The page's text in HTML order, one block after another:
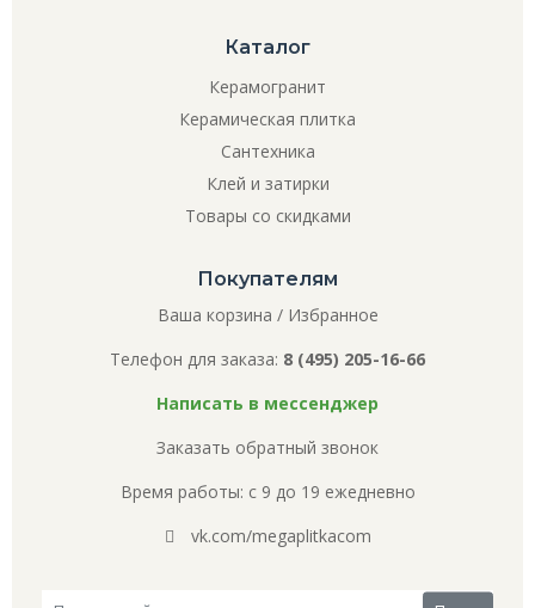
Каталог
Керамогранит
Керамическая плитка
Сантехника
Клей и затирки
Товары со скидками
Покупателям
Ваша корзина / Избранное
Телефон для заказа: 8 (495) 205-16-66
Написать в мессенджер
Заказать обратный звонок
Время работы: с 9 до 19 ежедневно
vk.com/megaplitkacom